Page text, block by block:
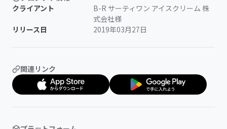
クライアント
B-R サーティワン アイスクリーム 株
式会社様
リリース日
2019年03月27日
関連リンク